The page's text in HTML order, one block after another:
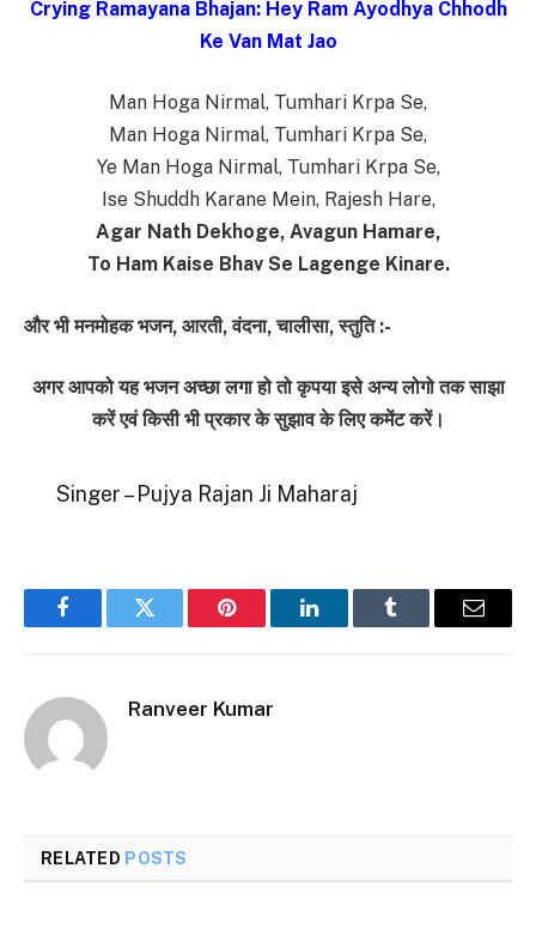
Crying Ramayana Bhajan: Hey Ram Ayodhya Chhodh
Ke Van Mat Jao
Man Hoga Nirmal, Tumhari Krpa Se,
Man Hoga Nirmal, Tumhari Krpa Se,
Ye Man Hoga Nirmal, Tumhari Krpa Se,
Ise Shuddh Karane Mein, Rajesh Hare,
Agar Nath Dekhoge, Avagun Hamare,
To Ham Kaise Bhav Se Lagenge Kinare.
और भी मनमोहक भजन, आरती, वंदना, चालीसा, स्तुति :-
अगर आपको यह भजन अच्छा लगा हो तो कृपया इसे अन्य लोगो तक साझा
करें एवं किसी भी प्रकार के सुझाव के लिए कमेंट करें।
Singer – Pujya Rajan Ji Maharaj
FacebookTwitter Pinterest LinkedInTumblr Email
Ranveer Kumar
RELATED POSTS